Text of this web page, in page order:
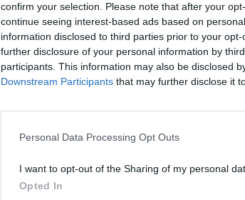
confirm your selection. Please note that after your
continue seeing interest-based ads based on
information disclosed to third parties prior to your
further disclosure of your personal information by
participants. This information may also be disclosed
Downstream Participants that may further disclose it
Personal Data Processing Opt Outs
I want to opt-out of the Sharing of my personal
Opted In